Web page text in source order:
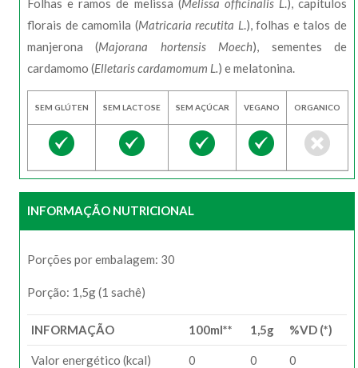
Folhas e ramos de melissa (Melissa officinalis L.), capítulos
florais de camomila (Matricaria recutita L.), folhas e talos de
manjerona (Majorana hortensis Moech), sementes de
cardamomo (Elletaris cardamomum L.) e melatonina.
SEM GLÚTEN SEM LACTOSE SEM AÇÚCAR VEGANO ORGANICO
INFORMAÇÃO NUTRICIONAL
Porções por embalagem: 30
Porção: 1,5g (1 sachê)
INFORMAÇÃO 100ml** 1,5g %VD (*)
Valor energético (kcal) 0 0 0